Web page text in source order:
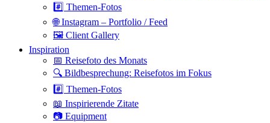
#️⃣ Themen-Fotos
🌐 Instagram – Portfolio / Feed
🖼 Client Gallery
Inspiration
📅 Reisefoto des Monats
🔍 Bildbesprechung: Reisefotos im Fokus
#️⃣ Themen-Fotos
📖 Inspirierende Zitate
📷 Equipment